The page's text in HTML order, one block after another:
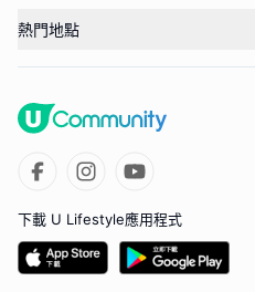
熱門地點
下載 U Lifestyle應用程式